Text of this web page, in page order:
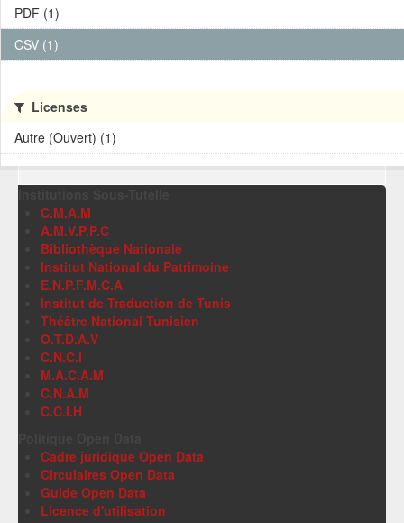
PDF (1)
CSV (1)
Licenses
Autre (Ouvert) (1)
C.M.A.M
A.M.V.P.P.C
Bibliothèque Nationale
Institut National du Patrimoine
E.N.P.F.M.C.A
Institut de Traduction de Tunis
Théâtre National Tunisien
O.T.D.A.V
C.N.C.I
M.A.C.A.M
C.N.A.M
C.C.I.H
Cadre juridique Open Data
Circulaires Open Data
Guide Open Data
Licence d'utilisation